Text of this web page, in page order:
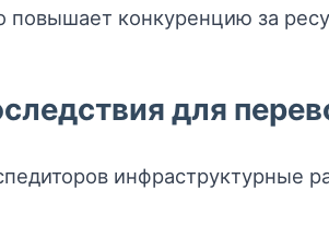
повышает конкуренцию за
для
инфраструктурные